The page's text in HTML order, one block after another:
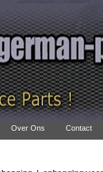
Over Ons Contact